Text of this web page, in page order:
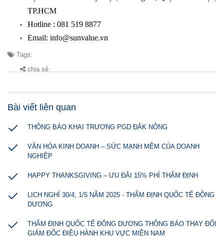
TP.HCM
Hotline : 081 519 8877
Email: info@sunvalue.vn
Tags:
chia sẻ
Bài viết liên quan
THÔNG BÁO KHAI TRƯƠNG PGD ĐẮK NÔNG
VĂN HÓA KINH DOANH – SỨC MẠNH MỀM CỦA DOANH
NGHIỆP
HAPPY THANKSGIVING – ƯU ĐÃI 15% PHÍ THẨM ĐỊNH
LỊCH NGHỈ 30/4, 1/5 NĂM 2025 - THẨM ĐỊNH QUỐC TẾ ĐÔNG
DƯƠNG
THẨM ĐỊNH QUỐC TẾ ĐÔNG DƯƠNG THÔNG BÁO THAY ĐỔI
GIÁM ĐỐC ĐIỀU HÀNH KHU VỰC MIỀN NAM